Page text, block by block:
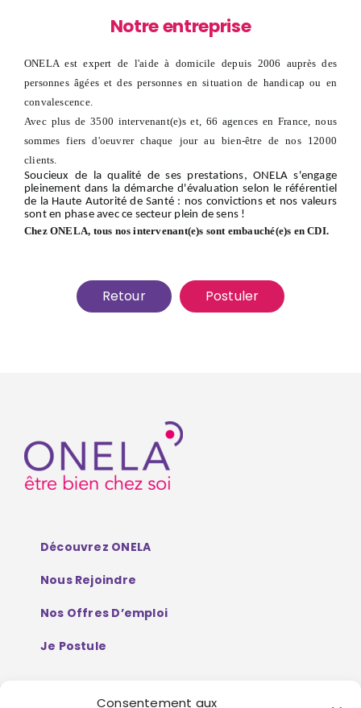
Consentement aux
Notre entreprise
ONELA est expert de l'aide à domicile depuis 2006 auprès des
personnes âgées et des personnes en situation de handicap ou en
convalescence.
Avec plus de 3500 intervenant(e)s et, 66 agences en France, nous
sommes fiers d'oeuvrer chaque jour au bien-être de nos 12000
clients.
Soucieux de la qualité de ses prestations, ONELA s'engage
pleinement dans la démarche d'évaluation selon le référentiel
de la Haute Autorité de Santé : nos convictions et nos valeurs
sont en phase avec ce secteur plein de sens !
Chez ONELA, tous nos intervenant(e)s sont embauché(e)s en CDI.
Retour Postuler
Découvrez ONELA
Nous Rejoindre
Nos Offres D’emploi
Je Postule